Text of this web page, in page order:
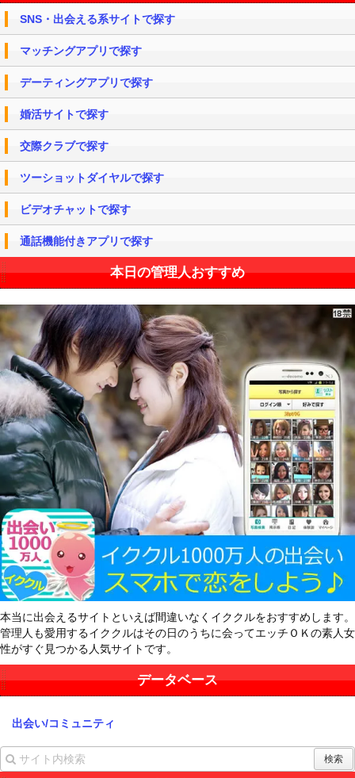
SNS・出会える系サイトで探す
マッチングアプリで探す
デーティングアプリで探す
婚活サイトで探す
交際クラブで探す
ツーショットダイヤルで探す
ビデオチャットで探す
通話機能付きアプリで探す
本日の管理人おすすめ
本当に出会えるサイトといえば間違いなくイククルをおすすめします。
管理人も愛用するイククルはその日のうちに会ってエッチＯＫの素人女
性がすぐ見つかる人気サイトです。
データベース
出会い/コミュニティ